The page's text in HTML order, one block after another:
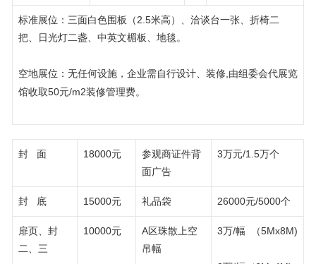
标准展位：三面白色围板（2.5米高）、洽谈台一张、折椅二
把、日光灯二盏、中英文楣板、地毯。
空地展位：无任何设施，企业需自行设计、装修,由组委会代展览
馆收取50元/m2装修管理费。
封 面 18000元
参观商证件背
面广告
3万元/1.5万个
封 底 15000元 礼品袋 26000元/5000个
扉页、封
二、三
10000元
A区珠散上空
吊幅
3万/幅 （5Mx8M)